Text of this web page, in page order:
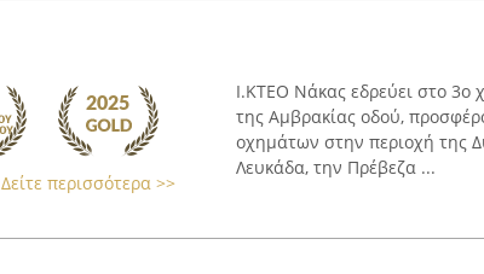
Δείτε περισσότερα >>
Ι.ΚΤΕΟ Νάκας εδρεύει στο 3ο
της Αμβρακίας οδού,
οχημάτων στην περιοχή της
Λευκάδα, την Πρέβεζα ...